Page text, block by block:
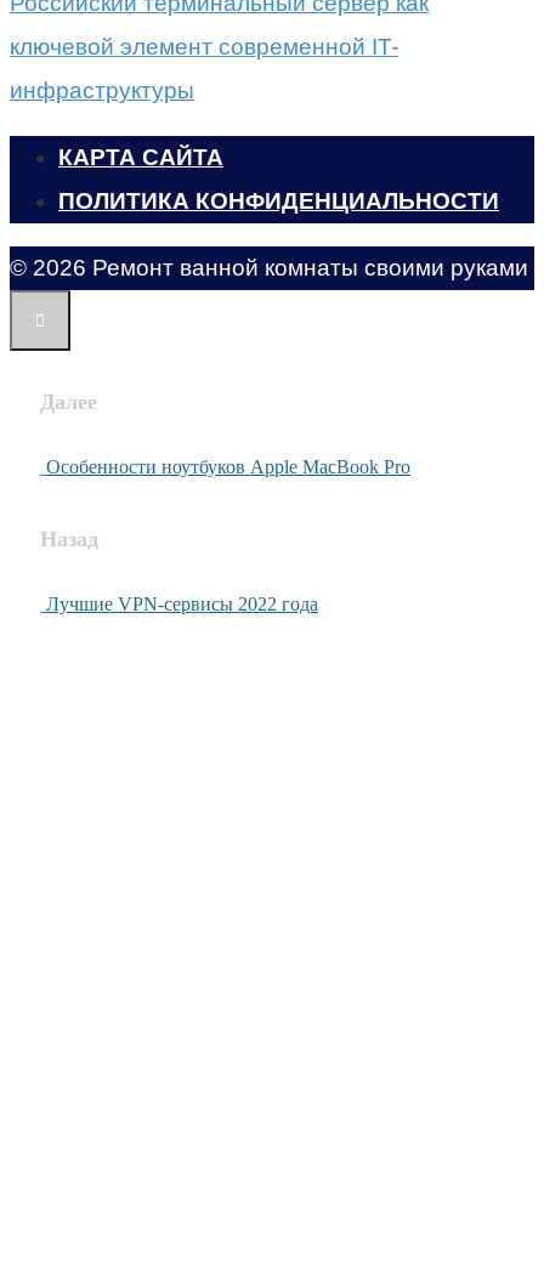
ключевой элемент современной IT-
инфраструктуры
КАРТА САЙТА
ПОЛИТИКА КОНФИДЕНЦИАЛЬНОСТИ
© 2026 Ремонт ванной комнаты своими руками
Далее
Особенности ноутбуков Apple MacBook Pro
Назад
Лучшие VPN-сервисы 2022 года